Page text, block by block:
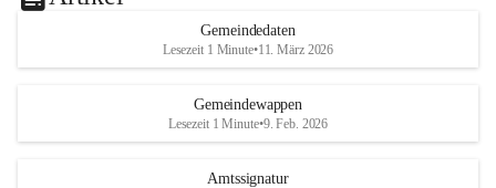
Gemeindedaten
Lesezeit 1 Minute•11. März 2026
Gemeindewappen
Lesezeit 1 Minute•9. Feb. 2026
Amtssignatur